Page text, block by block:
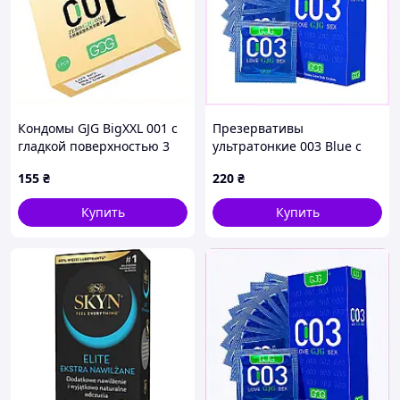
Кондомы GJG BigXXL 001 с
гладкой поверхностью 3
155 ₴
Купить
Презервативы
ультратонкие 003 Blue с
90M29P5A26
220 ₴
Купить